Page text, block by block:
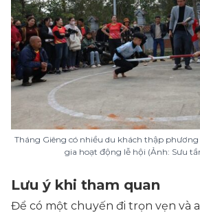
Tháng Giêng có nhiều du khách thập
gia hoạt động lễ hội (Ảnh: Sưu
Lưu ý khi tham quan
Để có một chuyến đi trọn vẹn và